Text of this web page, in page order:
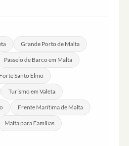
caso necessário.
Grande Porto de Malta
Passeio de Barco em Malta
Forte Santo Elmo
Turismo em Valeta
Frente Marítima de Malta
Malta para Famílias